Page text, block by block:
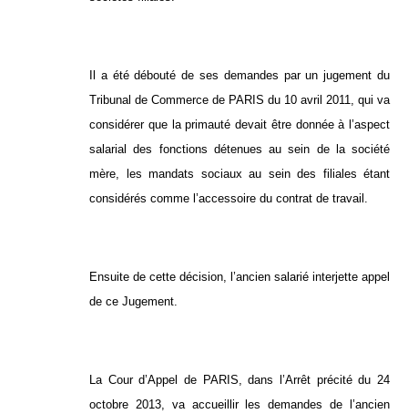
Il a été débouté de ses demandes par un jugement du
Tribunal de Commerce de PARIS du 10 avril 2011, qui va
considérer que la primauté devait être donnée à l’aspect
salarial des fonctions détenues au sein de la société
mère, les mandats sociaux au sein des filiales étant
considérés comme l’accessoire du contrat de travail.
Ensuite de cette décision, l’ancien salarié interjette appel
de ce Jugement.
La Cour d’Appel de PARIS, dans l’Arrêt précité du 24
octobre 2013, va accueillir les demandes de l’ancien